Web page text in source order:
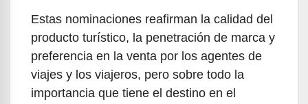
Estas nominaciones reafirman la calidad del
producto turístico, la penetración de marca y
preferencia en la venta por los agentes de
viajes y los viajeros, pero sobre todo la
importancia que tiene el destino en el